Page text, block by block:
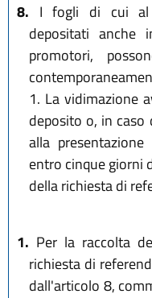
8. I fogli di cui al
depositati
promotori,
1. La vidimazione
deposito o, in
alla
entro cinque giorni
della richiesta di
1. Per la raccolta
richiesta di
dall'articolo 8,